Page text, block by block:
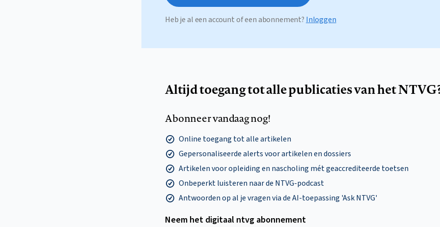
Heb je al een account of een abonnement? Inloggen
Altijd toegang tot alle publicaties van het
Abonneer vandaag nog!
Online toegang tot alle artikelen
Gepersonaliseerde alerts voor artikelen en dossiers
Artikelen voor opleiding en nascholing mét geaccrediteerde toetsen
Onbeperkt luisteren naar de NTVG-podcast
Antwoorden op al je vragen via de AI-toepassing 'Ask NTVG'
Neem het digitaal ntvg abonnement